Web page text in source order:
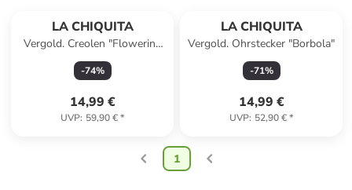
LA CHIQUITA
Vergold. Creolen "Flowering
Bouquet"
-74%
14,99 €
UVP: 59,90 €*
LA CHIQUITA
Vergold. Ohrstecker "Borbola"
-71%
14,99 €
UVP: 52,90 €*
1